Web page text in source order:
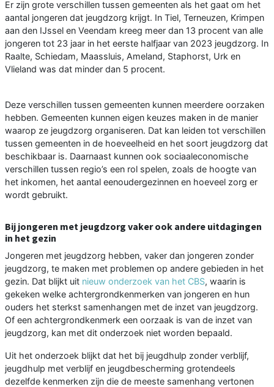
Er zijn grote verschillen tussen gemeenten als het gaat om het
aantal jongeren dat jeugdzorg krijgt. In Tiel, Terneuzen, Krimpen
aan den IJssel en Veendam kreeg meer dan 13 procent van alle
jongeren tot 23 jaar in het eerste halfjaar van 2023 jeugdzorg. In
Raalte, Schiedam, Maassluis, Ameland, Staphorst, Urk en
Vlieland was dat minder dan 5 procent.
Deze verschillen tussen gemeenten kunnen meerdere oorzaken
hebben. Gemeenten kunnen eigen keuzes maken in de manier
waarop ze jeugdzorg organiseren. Dat kan leiden tot verschillen
tussen gemeenten in de hoeveelheid en het soort jeugdzorg dat
beschikbaar is. Daarnaast kunnen ook sociaaleconomische
verschillen tussen regio’s een rol spelen, zoals de hoogte van
het inkomen, het aantal eenoudergezinnen en hoeveel zorg er
wordt gebruikt.
Bij jongeren met jeugdzorg vaker ook andere uitdagingen
in het gezin
Jongeren met jeugdzorg hebben, vaker dan jongeren zonder
jeugdzorg, te maken met problemen op andere gebieden in het
gezin. Dat blijkt uit nieuw onderzoek van het CBS, waarin is
gekeken welke achtergrondkenmerken van jongeren en hun
ouders het sterkst samenhangen met de inzet van jeugdzorg.
Of een achtergrondkenmerk een oorzaak is van de inzet van
jeugdzorg, kan met dit onderzoek niet worden bepaald.
Uit het onderzoek blijkt dat het bij jeugdhulp zonder verblijf,
jeugdhulp met verblijf en jeugdbescherming grotendeels
dezelfde kenmerken zijn die de meeste samenhang vertonen